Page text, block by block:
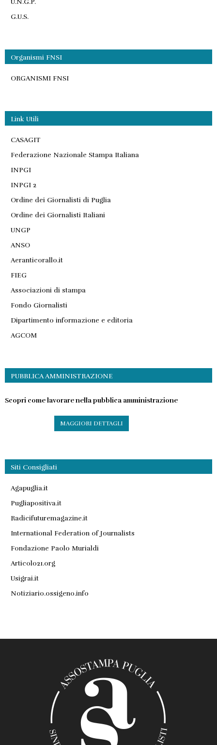
U.N.G.P.
G.U.S.
Organismi FNSI
ORGANISMI FNSI
Link Utili
CASAGIT
Federazione Nazionale Stampa Italiana
INPGI
INPGI 2
Ordine dei Giornalisti di Puglia
Ordine dei Giornalisti Italiani
UNGP
ANSO
Aeranticorallo.it
FIEG
Associazioni di stampa
Fondo Giornalisti
Dipartimento informazione e editoria
AGCOM
PUBBLICA AMMINISTRAZIONE
Scopri come lavorare nella pubblica amministrazione
MAGGIORI DETTAGLI
Siti Consigliati
Agapuglia.it
Pugliapositiva.it
Radicifuturemagazine.it
International Federation of Journalists
Fondazione Paolo Murialdi
Articolo21.org
Usigrai.it
Notiziario.ossigeno.info